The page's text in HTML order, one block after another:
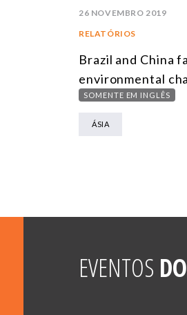
26 NOVEMBRO 2019
RELATÓRIOS
Brazil and China
environmental
SOMENTE EM INGLÊS
ÁSIA
EVENTOS